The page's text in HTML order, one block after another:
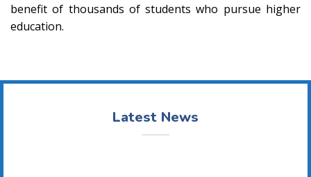
benefit of thousands of students who pursue higher
education.
Latest News